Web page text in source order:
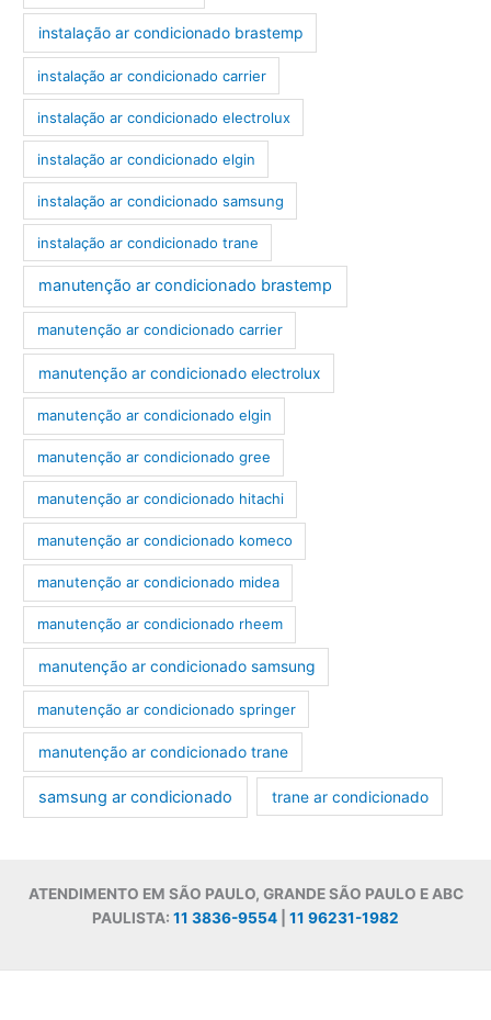
instalação ar condicionado brastemp
instalação ar condicionado carrier
instalação ar condicionado electrolux
instalação ar condicionado elgin
instalação ar condicionado samsung
instalação ar condicionado trane
manutenção ar condicionado brastemp
manutenção ar condicionado carrier
manutenção ar condicionado electrolux
manutenção ar condicionado elgin
manutenção ar condicionado gree
manutenção ar condicionado hitachi
manutenção ar condicionado komeco
manutenção ar condicionado midea
manutenção ar condicionado rheem
manutenção ar condicionado samsung
manutenção ar condicionado springer
manutenção ar condicionado trane
samsung ar condicionado trane ar condicionado
ATENDIMENTO EM SÃO PAULO, GRANDE SÃO PAULO E ABC
PAULISTA: 11 3836-9554 11 96231-1982